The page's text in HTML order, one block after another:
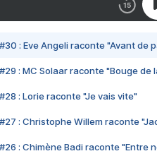
#30 : Eve Angeli raconte "Avant de
#29 : MC Solaar raconte "Bouge de
#28 : Lorie raconte "Je vais vite"
#27 : Christophe Willem raconte
#26 : Chimène Badi raconte "Entre